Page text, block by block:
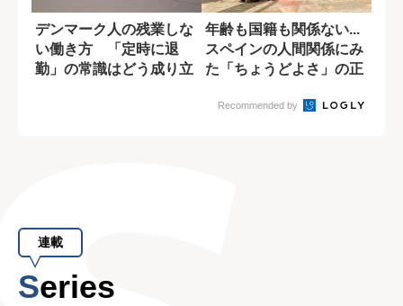
デンマーク人の残業しな
い働き方 「定時に退
勤」の常識はどう成り立
年齢も国籍も関係ない...
スペインの人間関係にみ
た「ちょうどよさ」の正
Recommended by
連載
Series